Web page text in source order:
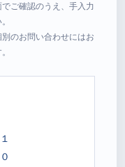
ご確認のうえ、手入力
のお問い合わせにはお